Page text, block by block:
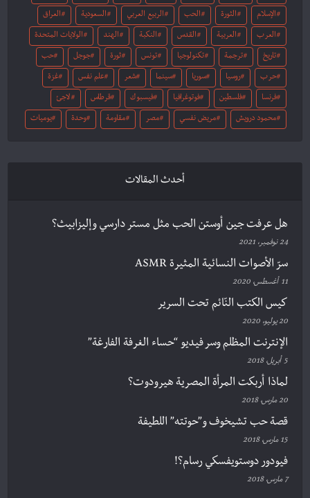
الإسلام الثورة الحب الربيع العربي السعودية العراق
العرب العربية القدس النكبة الهند الولايات المتحدة
تاريخ ترجمة تكنولوجيا تونس ثورة جوجل حب
حرب روسيا سوريا سينما شعر علم نفس غزة
فرنسا فلسطين فوتوغرافيا فيسبوك قرطاس لاجئ
محمود درويش مريض نفسي مصر مقاومة وحدة يوميات
أحدث المقالات
هل عرفت جين أوستن الحب مثل مستر دارسي وإليزابيث؟
24 نوفمبر، 2021
سرّ الأصوات النسائية المثيرة ASMR
11 أغسطس، 2020
كيس الكتب النّائم تحت السرير
20 يوليو، 2020
الإنترنت المظلم وسر فيديو “حساء الغرفة الفارغة”
5 أبريل، 2018
لماذا أربكت المرأة المصرية هيرودوت؟
20 مارس، 2018
قصة حب تشيخوف و”حوتته” اللطيفة
15 مارس، 2018
فيودور دوستويفسكي رسام؟!
7 مارس، 2018